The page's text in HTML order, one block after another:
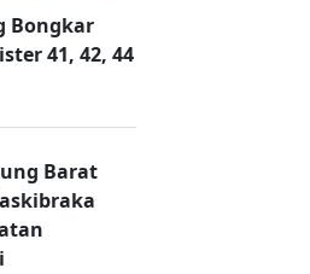
Bongkar
41, 42, 44
Barat